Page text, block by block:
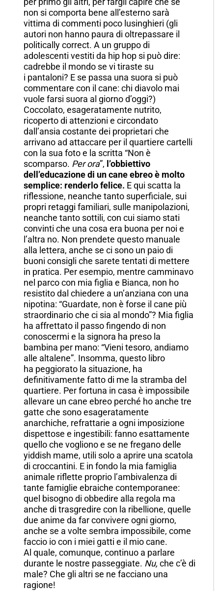
non si comporta bene all’esterno sarà
vittima di commenti poco lusinghieri (gli
autori non hanno paura di oltrepassare il
politically correct. A un gruppo di
adolescenti vestiti da hip hop si può dire:
cadrebbe il mondo se vi tiraste su
i pantaloni? E se passa una suora si può
commentare con il cane: chi diavolo mai
vuole farsi suora al giorno d’oggi?)
Coccolato, esageratamente nutrito,
ricoperto di attenzioni e circondato
dall’ansia costante dei proprietari che
arrivano ad attaccare per il quartiere cartelli
con la sua foto e la scritta “Non è
scomparso. Per ora”, l’obbiettivo
dell’educazione di un cane ebreo è molto
semplice: renderlo felice. E qui scatta la
riflessione, neanche tanto superficiale, sui
propri retaggi familiari, sulle manipolazioni,
neanche tanto sottili, con cui siamo stati
convinti che una cosa era buona per noi e
l’altra no. Non prendete questo manuale
alla lettera, anche se ci sono un paio di
buoni consigli che sarete tentati di mettere
in pratica. Per esempio, mentre camminavo
nel parco con mia figlia e Bianca, non ho
resistito dal chiedere a un’anziana con una
nipotina: “Guardate, non è forse il cane più
straordinario che ci sia al mondo”? Mia figlia
ha affrettato il passo fingendo di non
conoscermi e la signora ha preso la
bambina per mano: “Vieni tesoro, andiamo
alle altalene”. Insomma, questo libro
ha peggiorato la situazione, ha
definitivamente fatto di me la stramba del
quartiere. Per fortuna in casa è impossibile
allevare un cane ebreo perché ho anche tre
gatte che sono esageratamente
anarchiche, refrattarie a ogni imposizione
dispettose e ingestibili: fanno esattamente
quello che vogliono e se ne fregano delle
yiddish mame, utili solo a aprire una scatola
di croccantini. E in fondo la mia famiglia
animale riflette proprio l’ambivalenza di
tante famiglie ebraiche contemporanee:
quel bisogno di obbedire alla regola ma
anche di trasgredire con la ribellione, quelle
due anime da far convivere ogni giorno,
anche se a volte sembra impossibile, come
faccio io con i miei gatti e il mio cane.
Al quale, comunque, continuo a parlare
durante le nostre passeggiate. Nu, che c’è di
male? Che gli altri se ne facciano una
ragione!